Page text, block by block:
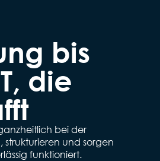
bis
die
bei der
strukturieren und sorgen
funktioniert.